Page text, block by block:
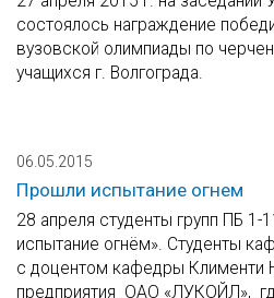
состоялось награждение
вузовской олимпиады по
учащихся г. Волгограда.
06.05.2015
Прошли испытание огнем
28 апреля студенты групп ПБ
испытание огнём». Студенты
с доцентом кафедры Клименти
предприятия ОАО «ЛУКОЙЛ»,